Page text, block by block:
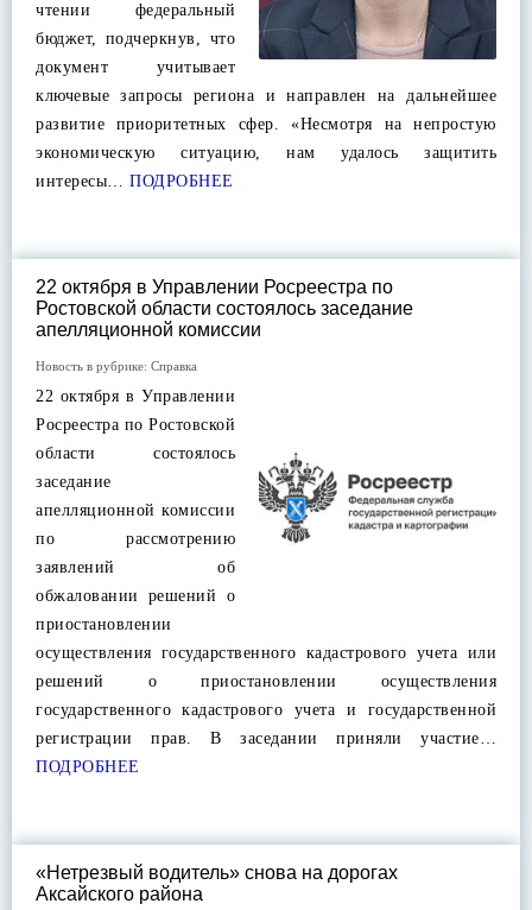
чтении федеральный
бюджет, подчеркнув, что
документ учитывает
ключевые запросы региона и направлен на дальнейшее
развитие приоритетных сфер. «Несмотря на непростую
экономическую ситуацию, нам удалось защитить
интересы… ПОДРОБНЕЕ
22 октября в Управлении Росреестра по
Ростовской области состоялось заседание
апелляционной комиссии
Новость в рубрике: Справка
22 октября в Управлении
Росреестра по Ростовской
области состоялось
заседание
апелляционной комиссии
по рассмотрению
заявлений об
обжаловании решений о
приостановлении
осуществления государственного кадастрового учета или
решений о приостановлении осуществления
государственного кадастрового учета и государственной
регистрации прав. В заседании приняли участие…
ПОДРОБНЕЕ
«Нетрезвый водитель» снова на дорогах
Аксайского района